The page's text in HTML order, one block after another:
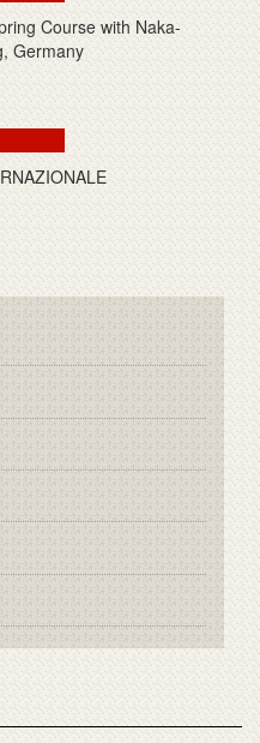
Course with Naka-
Germany